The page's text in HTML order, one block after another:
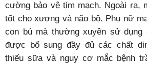
cường bảo vệ tim mạch. Ngoài ra,
tốt cho xương và não bộ. Phụ nữ
con bú mà thường xuyên sử
được bổ sung đầy đủ các chất
thiếu sữa và nguy cơ mắc bệnh